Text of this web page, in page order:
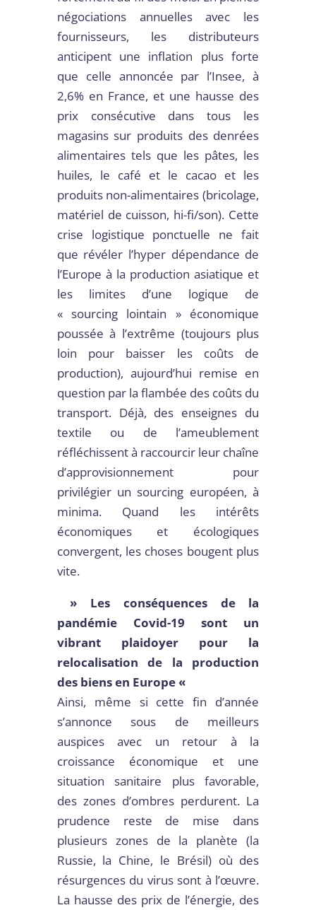
négociations annuelles avec les
fournisseurs, les distributeurs
anticipent une inflation plus forte
que celle annoncée par l’Insee, à
2,6% en France, et une hausse des
prix consécutive dans tous les
magasins sur produits des denrées
alimentaires tels que les pâtes, les
huiles, le café et le cacao et les
produits non-alimentaires (bricolage,
matériel de cuisson, hi-fi/son). Cette
crise logistique ponctuelle ne fait
que révéler l’hyper dépendance de
l’Europe à la production asiatique et
les limites d’une logique de
« sourcing lointain » économique
poussée à l’extrême (toujours plus
loin pour baisser les coûts de
production), aujourd’hui remise en
question par la flambée des coûts du
transport. Déjà, des enseignes du
textile ou de l’ameublement
réfléchissent à raccourcir leur chaîne
d’approvisionnement pour
privilégier un sourcing européen, à
minima. Quand les intérêts
économiques et écologiques
convergent, les choses bougent plus
vite.
» Les conséquences de la
pandémie Covid-19 sont un
vibrant plaidoyer pour la
relocalisation de la production
des biens en Europe «
Ainsi, même si cette fin d’année
s’annonce sous de meilleurs
auspices avec un retour à la
croissance économique et une
situation sanitaire plus favorable,
des zones d’ombres perdurent. La
prudence reste de mise dans
plusieurs zones de la planète (la
Russie, la Chine, le Brésil) où des
résurgences du virus sont à l’œuvre.
La hausse des prix de l’énergie, des